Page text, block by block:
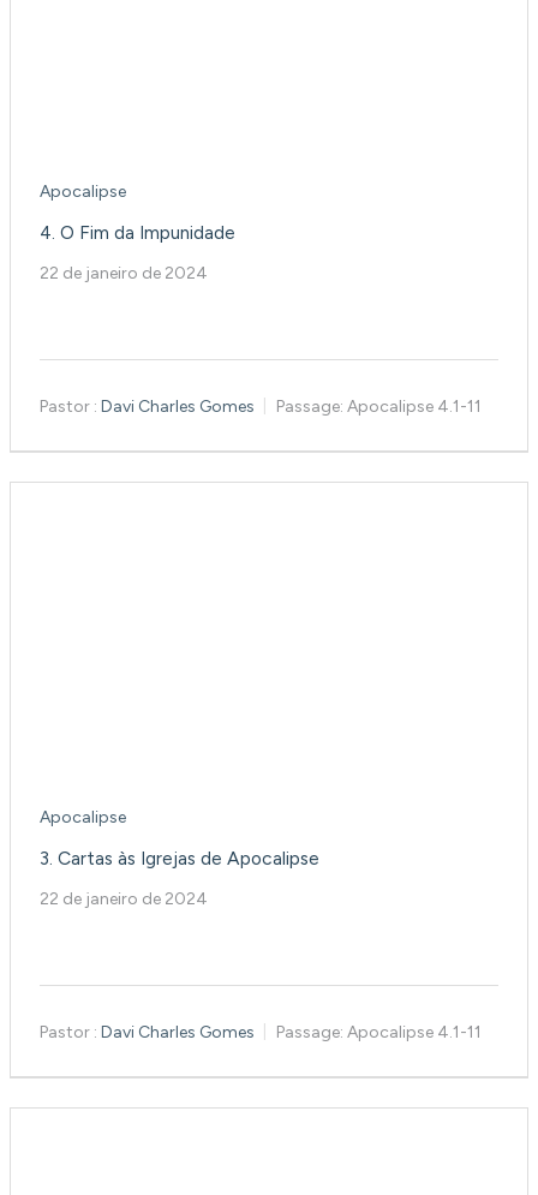
Apocalipse
4. O Fim da Impunidade
22 de janeiro de 2024
Pastor : Davi Charles Gomes Passage: Apocalipse 4.1-11
Apocalipse
3. Cartas às Igrejas de Apocalipse
22 de janeiro de 2024
Pastor : Davi Charles Gomes Passage: Apocalipse 4.1-11